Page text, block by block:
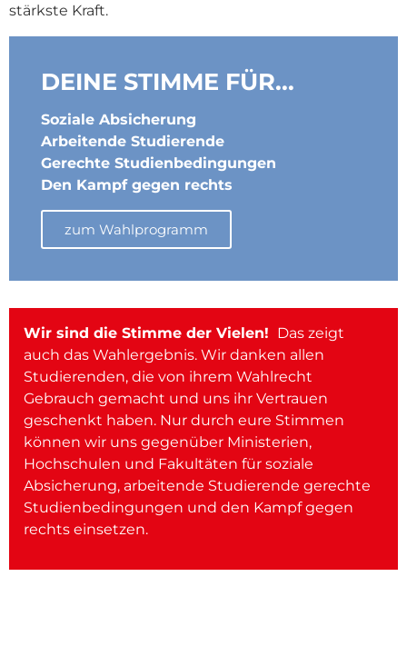
stärkste Kraft.
DEINE STIMME FÜR...
Soziale Absicherung
Arbeitende Studierende
Gerechte Studienbedingungen
Den Kampf gegen rechts
zum Wahlprogramm
Wir sind die Stimme der Vielen! Das zeigt
auch das Wahlergebnis. Wir danken allen
Studierenden, die von ihrem Wahlrecht
Gebrauch gemacht und uns ihr Vertrauen
geschenkt haben. Nur durch eure Stimmen
können wir uns gegenüber Ministerien,
Hochschulen und Fakultäten für soziale
Absicherung, arbeitende Studierende gerechte
Studienbedingungen und den Kampf gegen
rechts einsetzen.